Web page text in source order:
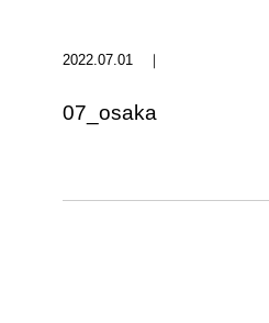
2022.07.01 ｜
07_osaka